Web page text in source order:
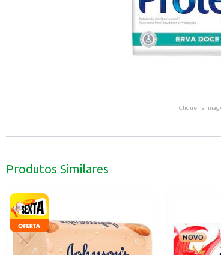
Clique na
Produtos Similares